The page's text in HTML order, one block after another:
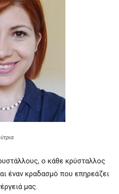
ο κάθε κρύσταλλος
έναν κραδασμό που επηρεάζει
μας.